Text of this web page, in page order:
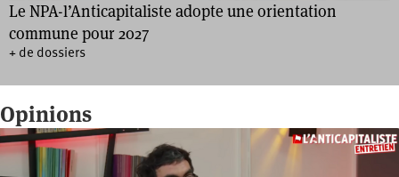
Le NPA-l’Anticapitaliste adopte une orientation
commune pour 2027
+ de dossiers
Opinions